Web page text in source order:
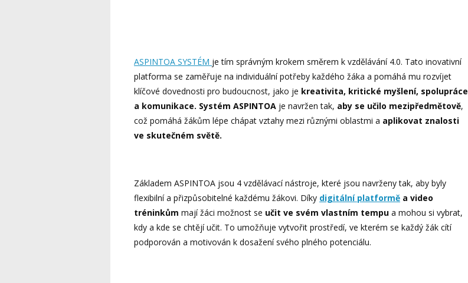
ASPINTOA SYSTÉM je tím správným krokem směrem k vzdělávání 4.0. Tato inovativní
platforma se zaměřuje na individuální potřeby každého žáka a pomáhá mu rozvíjet
klíčové dovednosti pro budoucnost, jako je kreativita, kritické myšlení, spolupráce
a komunikace. Systém ASPINTOA je navržen tak, aby se učilo mezipředmětově,
což pomáhá žákům lépe chápat vztahy mezi různými oblastmi a aplikovat znalosti
ve skutečném světě.
Základem ASPINTOA jsou 4 vzdělávací nástroje, které jsou navrženy tak, aby byly
flexibilní a přizpůsobitelné každému žákovi. Díky digitální platformě a video
tréninkům mají žáci možnost se učit ve svém vlastním tempu a mohou si vybrat,
kdy a kde se chtějí učit. To umožňuje vytvořit prostředí, ve kterém se každý žák cítí
podporován a motivován k dosažení svého plného potenciálu.